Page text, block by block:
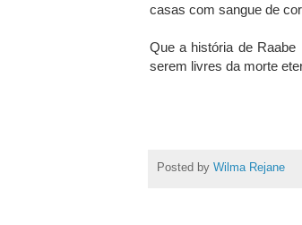
casas com sangue de
Que a história de
serem livres da morte
Posted by Wilma Rejane